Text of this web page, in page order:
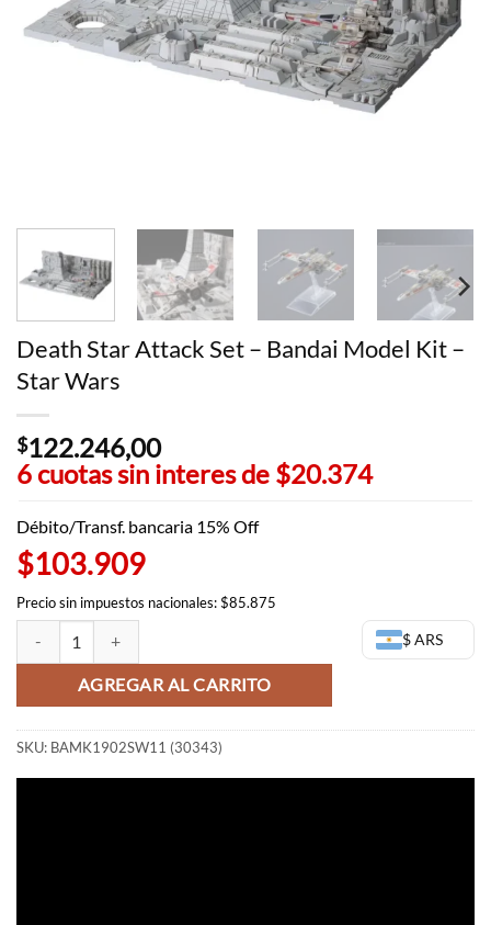
Death Star Attack Set – Bandai Model Kit –
Star Wars
$122.246,00
6 cuotas sin interes de $20.374
Débito/Transf. bancaria 15% Off
$103.909
Precio sin impuestos nacionales: $85.875
$ ARS
Death Star Attack Set - Bandai Model Kit - Star Wars cantidad
AGREGAR AL CARRITO
SKU: BAMK1902SW11 (30343)